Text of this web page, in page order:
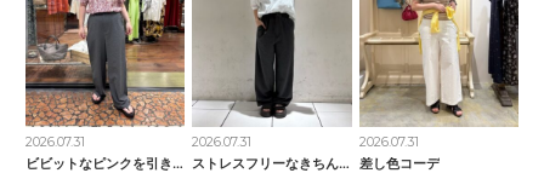
2026.07.31
ビビットなピンクを引き立たせて
2026.07.31
ストレスフリーなきちんとパンツ
2026.07.31
差し色コーデ